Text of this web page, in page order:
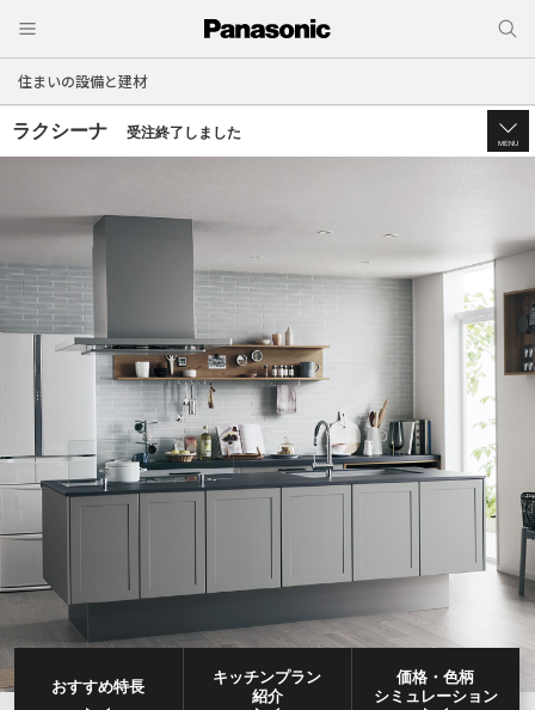
住まいの設備と建材
ラクシーナ 受注終了しました
MENU
おすすめ特長
キッチンプラン
紹介
価格・色柄
シミュレーション